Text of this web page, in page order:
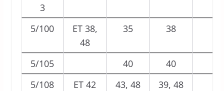
3
5/100
ET 38,
48
35 38
5/105 40
40
5/108
ET 42 43, 48
39, 48